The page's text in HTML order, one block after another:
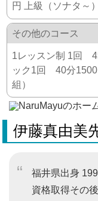
円 上級（ソナタ
その他のコース
1レッスン制 1回
ック ​1回 40分
組）
伊藤真由美
福井県出身
資格取得その